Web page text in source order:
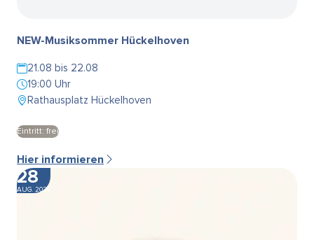
NEW-Musiksommer Hückelhoven
21.08 bis 22.08
19:00 Uhr
Rathausplatz Hückelhoven
Eintritt: frei
Hier informieren
28
AUG. 2026